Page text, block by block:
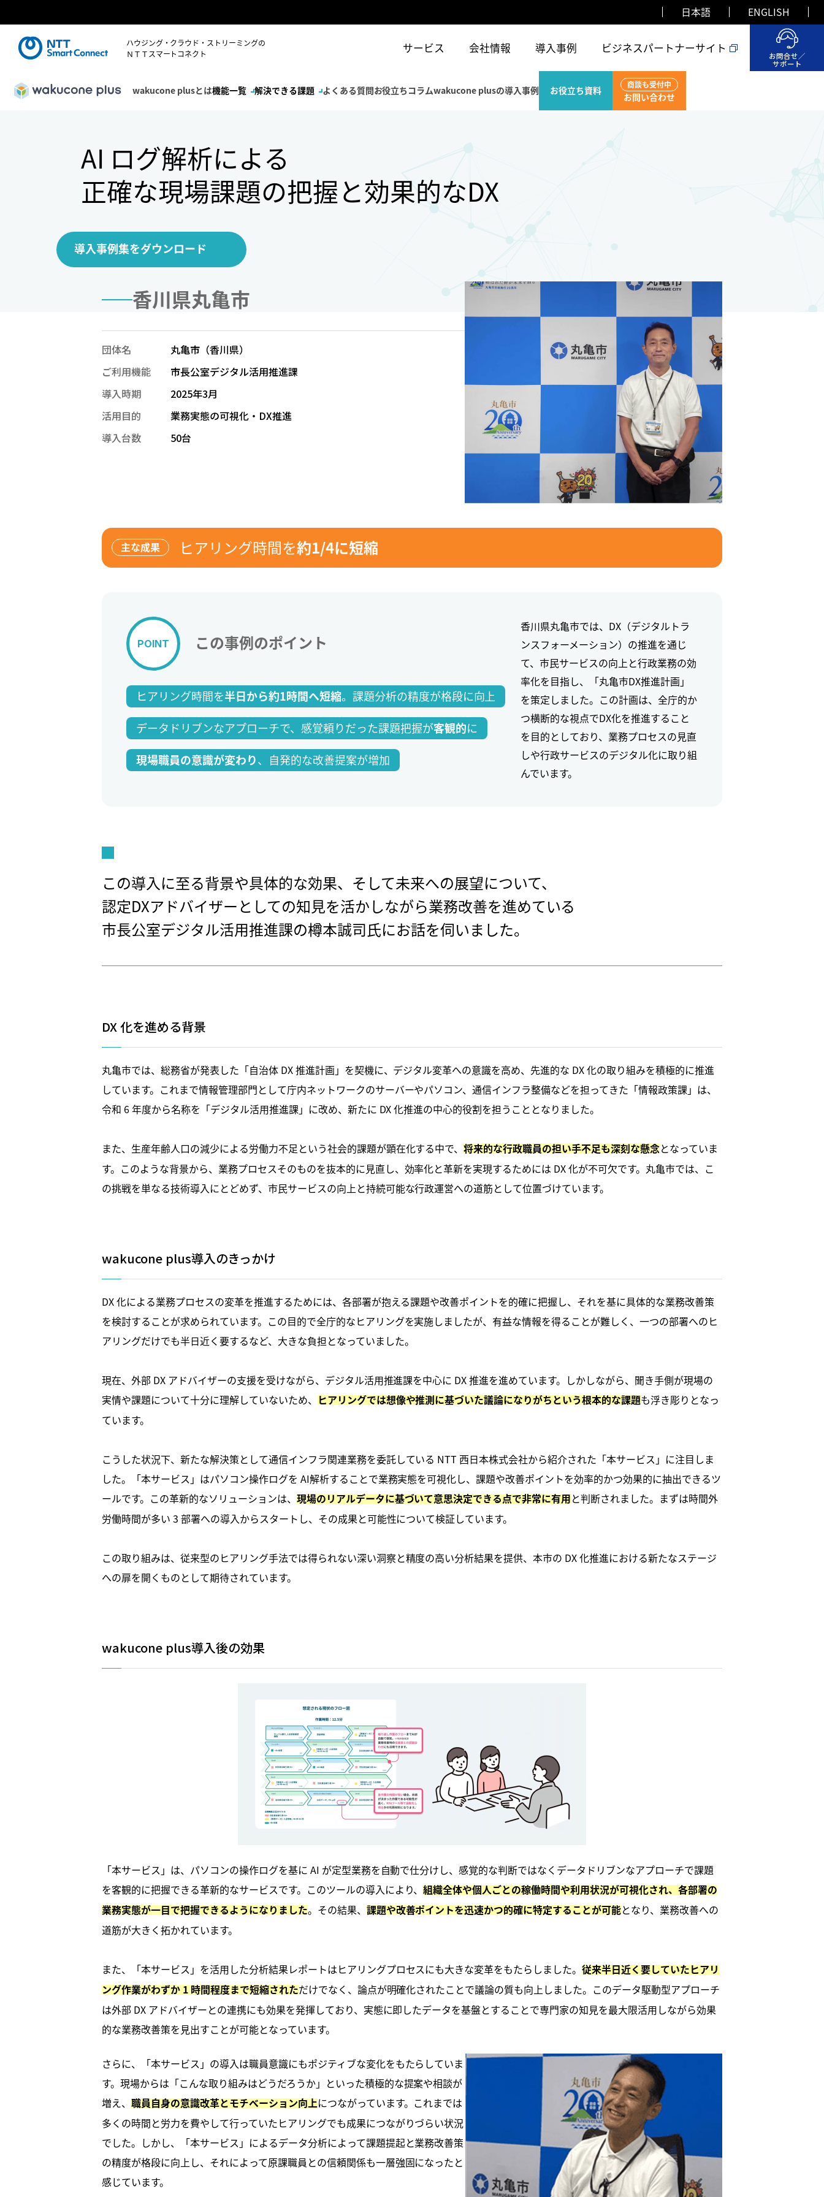
日本語 ENGLISH
ハウジング・クラウド・ストリーミングの
ＮＴＴスマートコネクト
サービス 会社情報 導入事例 ビジネスパートナーサイト
お問合せ／
サポート
wakucone plusとは機能一覧 解決できる課題 よくある質問 お役立ちコラムwakucone plusの導入事例 お役立ち資料
商談も受付中
お問い合わせ
AI ログ解析による
正確な現場課題の把握と効果的なDX
導入事例集をダウンロード
香川県丸亀市
団体名
丸亀市（香川県）
ご利用機能
市長公室デジタル活用推進課
導入時期
2025年3月
活用目的
業務実態の可視化・DX推進
導入台数
50台
主な成果 ヒアリング時間を約1/4に短縮
POINT この事例のポイント
ヒアリング時間を半日から約1時間へ短縮。課題分析の精度が格段に向上
データドリブンなアプローチで、感覚頼りだった課題把握が客観的に
現場職員の意識が変わり 、自発的な改善提案が増加
香川県丸亀市では、DX（デジタルトラ
ンスフォーメーション）の推進を通じ
て、市民サービスの向上と行政業務の効
率化を目指し、「丸亀市DX推進計画」
を策定しました。この計画は、全庁的か
つ横断的な視点でDX化を推進すること
を目的としており、業務プロセスの見直
しや行政サービスのデジタル化に取り組
んでいます。
この導入に至る背景や具体的な効果、そして未来への展望について、
認定DXアドバイザーとしての知見を活かしながら業務改善を進めている
市長公室デジタル活用推進課の樽本誠司氏にお話を伺いました。
DX 化を進める背景
丸亀市では、総務省が発表した「自治体 DX 推進計画」を契機に、デジタル変革への意識を高め、先進的な DX 化の取り組みを積極的に推進
しています。これまで情報管理部門として庁内ネットワークのサーバーやパソコン、通信インフラ整備などを担ってきた「情報政策課」は、
令和 6 年度から名称を「デジタル活用推進課」に改め、新たに DX 化推進の中心的役割を担うこととなりました。
また、生産年齢人口の減少による労働力不足という社会的課題が顕在化する中で、将来的な行政職員の担い手不足も深刻な懸念となっていま
す。このような背景から、業務プロセスそのものを抜本的に見直し、効率化と革新を実現するためには DX 化が不可欠です。丸亀市では、こ
の挑戦を単なる技術導入にとどめず、市民サービスの向上と持続可能な行政運営への道筋として位置づけています。
wakucone plus導入のきっかけ
DX 化による業務プロセスの変革を推進するためには、各部署が抱える課題や改善ポイントを的確に把握し、それを基に具体的な業務改善策
を検討することが求められています。この目的で全庁的なヒアリングを実施しましたが、有益な情報を得ることが難しく、一つの部署へのヒ
アリングだけでも半日近く要するなど、大きな負担となっていました。
現在、外部 DX アドバイザーの支援を受けながら、デジタル活用推進課を中心に DX 推進を進めています。しかしながら、聞き手側が現場の
実情や課題について十分に理解していないため、
ヒアリングでは想像や推測に基づいた議論になりがちという根本的な課題も浮き彫りとなっ
ています。
こうした状況下、新たな解決策として通信インフラ関連業務を委託している NTT 西日本株式会社から紹介された「本サービス」に注目しま
した。「本サービス」はパソコン操作ログを AI解析することで業務実態を可視化し、課題や改善ポイントを効率的かつ効果的に抽出できるツ
ールです。この革新的なソリューションは、
現場のリアルデータに基づいて意思決定できる点で非常に有用 と判断されました。まずは時間外
労働時間が多い 3 部署への導入からスタートし、その成果と可能性について検証しています。
この取り組みは、従来型のヒアリング手法では得られない深い洞察と精度の高い分析結果を提供、本市の DX 化推進における新たなステージ
への扉を開くものとして期待されています。
wakucone plus導入後の効果
「本サービス」は、パソコンの操作ログを基に AI が定型業務を自動で仕分けし、感覚的な判断ではなくデータドリブンなアプローチで課題
を客観的に把握できる革新的なサービスです。このツールの導入により、組織全体や個人ごとの稼働時間や利用状況が可視化され、各部署の
業務実態が一目で把握できるようになりました。その結果、 課題や改善ポイントを迅速かつ的確に特定することが可能となり、業務改善への
道筋が大きく拓かれています。
また、「本サービス」を活用した分析結果レポートはヒアリングプロセスにも大きな変革をもたらしました。従来半日近く要していたヒアリ
ング作業がわずか 1 時間程度まで短縮されただけでなく、論点が明確化されたことで議論の質も向上しました。このデータ駆動型アプローチ
は外部 DX アドバイザーとの連携にも効果を発揮しており、実態に即したデータを基盤とすることで専門家の知見を最大限活用しながら効果
的な業務改善策を見出すことが可能となっています。
さらに、「本サービス」の導入は職員意識にもポジティブな変化をもたらしていま
す。現場からは「こんな取り組みはどうだろうか」といった積極的な提案や相談が
増え、
職員自身の意識改革とモチベーション向上につながっています。これまでは
多くの時間と労力を費やして行っていたヒアリングでも成果につながりづらい状況
でした。しかし、「本サービス」によるデータ分析によって課題提起と業務改善策
の精度が格段に向上し、それによって原課職員との信頼関係も一層強固になったと
感じています。